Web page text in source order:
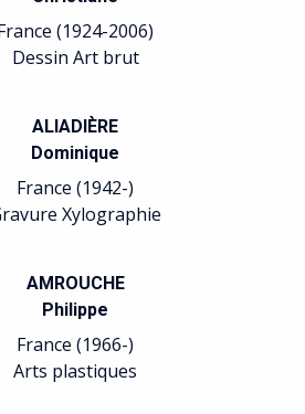
(1924-2006)
Dessin Art brut
ALIADIÈRE
Dominique
France (1942-)
Xylographie
AMROUCHE
Philippe
France (1966-)
Arts plastiques